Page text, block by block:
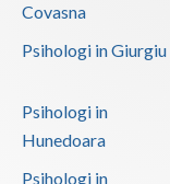
Covasna
Psihologi in Giurgiu
Psihologi in
Hunedoara
Psihologi in